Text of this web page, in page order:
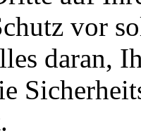
vor
daran,